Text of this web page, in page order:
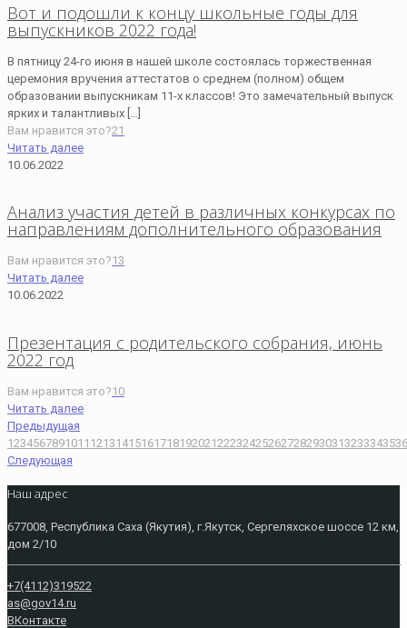
Вот и подошли к концу школьные годы для
выпускников 2022 года!
В пятницу 24-го июня в нашей школе состоялась торжественная
церемония вручения аттестатов о среднем (полном) общем
образовании выпускникам 11-х классов! Это замечательный выпуск
ярких и талантливых […]
Вам нравится это?21
Читать далее
10.06.2022
Анализ участия детей в различных конкурсах по
направлениям дополнительного образования
Вам нравится это?13
Читать далее
10.06.2022
Презентация с родительского собрания, июнь
2022 год
Вам нравится это?10
Читать далее
Предыдущая
1234567891011 12131415161718192021222324252627282930313233343536
Следующая
Наш адрес
677008, Республика Саха (Якутия), г.Якутск, Сергеляхское шоссе 12 км,
дом 2/10
+7(4112)319522
as@gov14.ru
ВКонтакте